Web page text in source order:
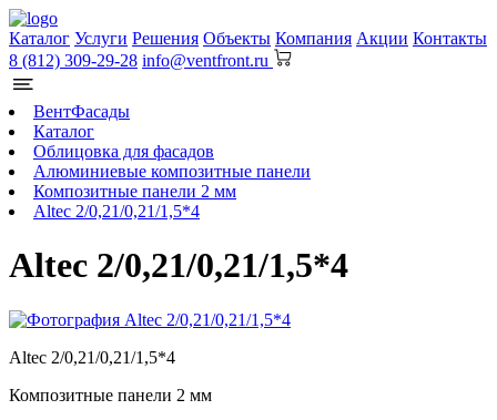
Каталог Услуги Решения Объекты Компания Акции Контакты
8 (812) 309-29-28 info@ventfront.ru
ВентФасады
Каталог
Облицовка для фасадов
Алюминиевые композитные панели
Композитные панели 2 мм
Altec 2/0,21/0,21/1,5*4
Altec 2/0,21/0,21/1,5*4
Altec 2/0,21/0,21/1,5*4
Композитные панели 2 мм